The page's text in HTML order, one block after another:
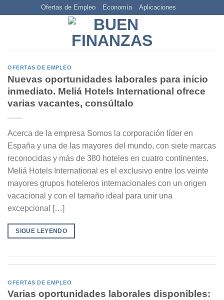
Ofertas de Empleo Economía Aplicaciones
OFERTAS DE EMPLEO
Nuevas oportunidades laborales para inicio
inmediato. Meliá Hotels International ofrece
varias vacantes, consúltalo
Acerca de la empresa Somos la corporación líder en
España y una de las mayores del mundo, con siete marcas
reconocidas y más de 380 hoteles en cuatro continentes.
Meliá Hotels International es el exclusivo entre los veinte
mayores grupos hoteleros internacionales con un origen
vacacional y con el tamaño ideal para unir una
excepcional […]
SIGUE LEYENDO
OFERTAS DE EMPLEO
Varias oportunidades laborales disponibles: